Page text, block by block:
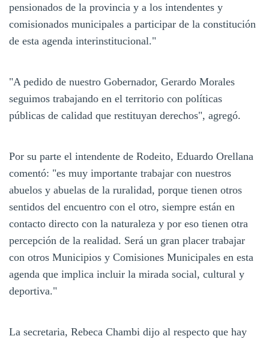
pensionados de la provincia y a los intendentes y
comisionados municipales a participar de la constitución
de esta agenda interinstitucional."
"A pedido de nuestro Gobernador, Gerardo Morales
seguimos trabajando en el territorio con políticas
públicas de calidad que restituyan derechos", agregó.
Por su parte el intendente de Rodeito, Eduardo Orellana
comentó: "es muy importante trabajar con nuestros
abuelos y abuelas de la ruralidad, porque tienen otros
sentidos del encuentro con el otro, siempre están en
contacto directo con la naturaleza y por eso tienen otra
percepción de la realidad. Será un gran placer trabajar
con otros Municipios y Comisiones Municipales en esta
agenda que implica incluir la mirada social, cultural y
deportiva."
La secretaria, Rebeca Chambi dijo al respecto que hay